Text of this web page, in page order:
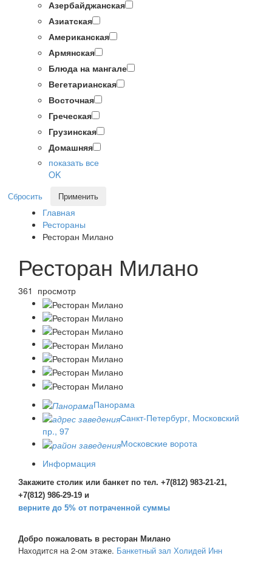
Азербайджанская
Азиатская
Американская
Армянская
Блюда на мангале
Вегетарианская
Восточная
Греческая
Грузинская
Домашняя
показать все
OK
Сбросить Применить
Главная
Рестораны
Ресторан Милано
Ресторан Милано
361 просмотр
Панорама
Санкт-Петербург, Московский
пр., 97
Московские ворота
Информация
Закажите столик или банкет по тел. +7(812) 983-21-21,
+7(812) 986-29-19 и
верните до 5% от потраченной суммы
Добро пожаловать в ресторан Милано
Находится на 2-ом этаже. Банкетный зал Холидей Инн